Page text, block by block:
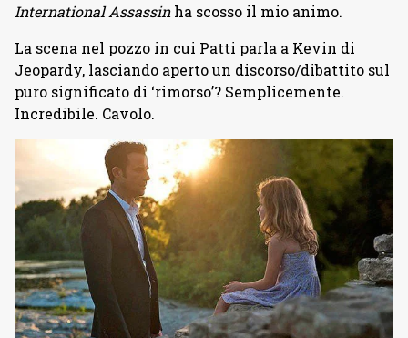
International Assassinha scosso il mio animo.
La scena nel pozzo in cui Patti parla a Kevin di
Jeopardy, lasciando aperto un discorso/dibattito sul
puro significato di ‘rimorso’? Semplicemente.
Incredibile. Cavolo.